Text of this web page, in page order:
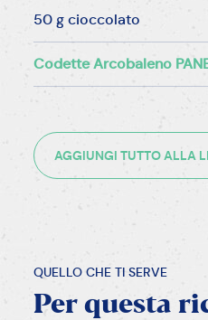
50 g cioccolato
Codette Arcobaleno
AGGIUNGI TUTTO ALLA
QUELLO CHE TI SERVE
Per questa